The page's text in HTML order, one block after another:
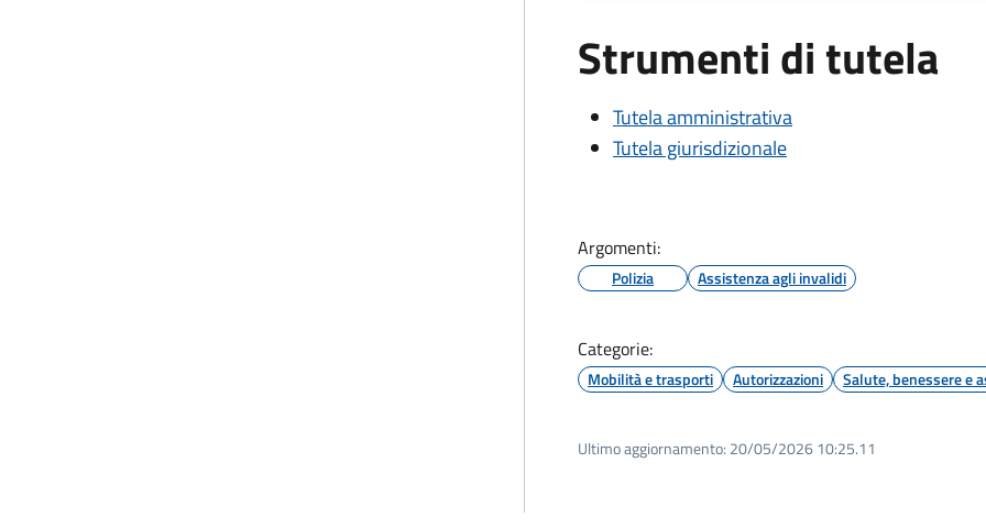
Strumenti di tutela
Tutela amministrativa
Tutela giurisdizionale
Argomenti:
Polizia Assistenza agli invalidi
Categorie:
Mobilità e trasporti Autorizzazioni Salute, benessere e
Ultimo aggiornamento: 20/05/2026 10:25.11